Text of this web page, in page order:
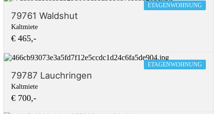
ETAGENWOHNUNG
79761 Waldshut
Kaltmiete
€ 465,-
ETAGENWOHNUNG
79787 Lauchringen
Kaltmiete
€ 700,-